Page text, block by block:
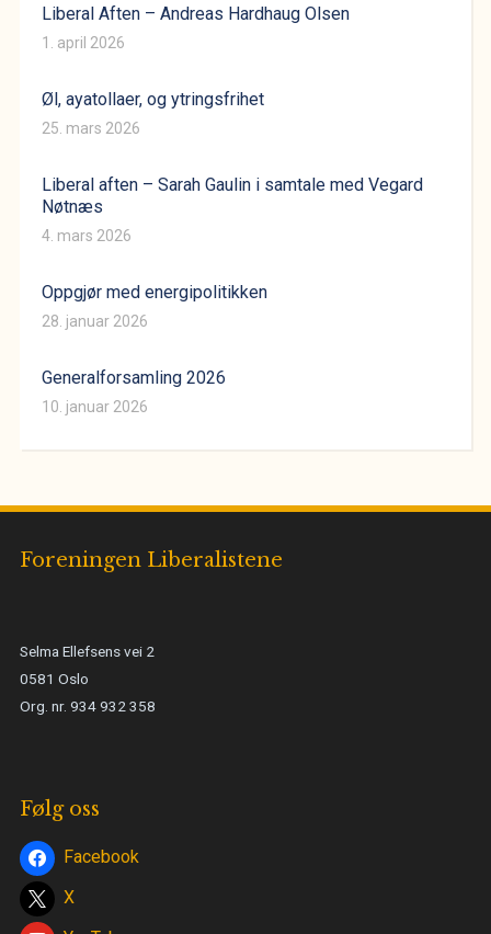
Liberal Aften – Andreas Hardhaug Olsen
1. april 2026
Øl, ayatollaer, og ytringsfrihet
25. mars 2026
Liberal aften – Sarah Gaulin i samtale med Vegard
Nøtnæs
4. mars 2026
Oppgjør med energipolitikken
28. januar 2026
Generalforsamling 2026
10. januar 2026
Foreningen Liberalistene
Selma Ellefsens vei 2
0581 Oslo
Org. nr. 934 932 358
Følg oss
Facebook
X